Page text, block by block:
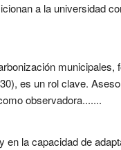
a la universidad
municipales,
es un rol clave.
observadora.......
la capacidad de